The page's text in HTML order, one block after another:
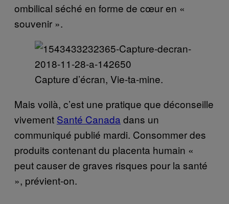
ombilical séché en forme de cœur en «
souvenir ».
Capture d’écran, Vie-ta-mine.
Mais voilà, c’est une pratique que déconseille
vivement Santé Canada dans un
communiqué publié mardi. Consommer des
produits contenant du placenta humain «
peut causer de graves risques pour la santé
», prévient-on.